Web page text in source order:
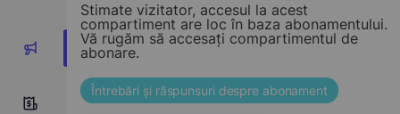
0
0
Stimate vizitator, accesul la acest
compartiment are loc în baza abonamentului.
Vă rugăm să accesați compartimentul de
abonare.
Întrebări și răspunsuri despre abonament